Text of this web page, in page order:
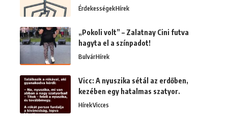
ÉrdekességekHírek
„Pokoli volt” – Zalatnay Cini futva
hagyta el a színpadot!
BulvárHírek
Vicc: A nyuszika sétál az erdőben,
kezében egy hatalmas szatyor.
HírekVicces